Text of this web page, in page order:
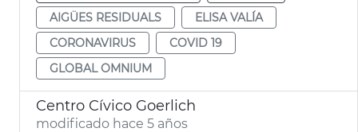
AIGÜES RESIDUALS
ELISA VALÍA
CORONAVIRUS
COVID 19
GLOBAL OMNIUM
Centro Cívico Goerlich
modificado hace 5 años